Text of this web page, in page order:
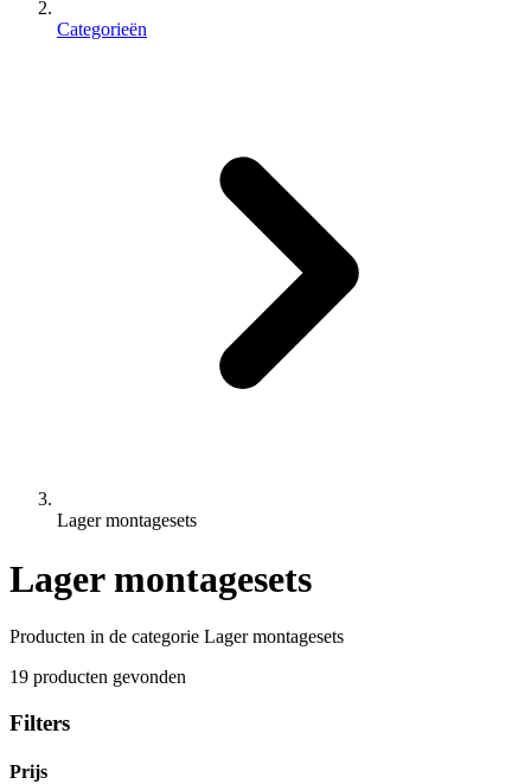
Categorieën
Lager montagesets
Lager montagesets
Producten in de categorie Lager montagesets
19 producten gevonden
Filters
Prijs